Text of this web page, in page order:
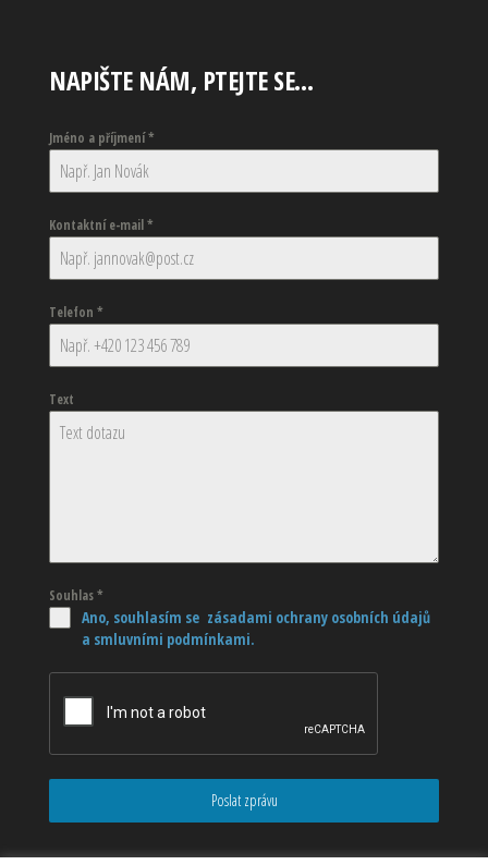
NAPIŠTE NÁM, PTEJTE SE…
Jméno a příjmení*
Kontaktní e-mail*
Telefon *
Text
Souhlas*
Ano, souhlasím se zásadami ochrany osobních údajů
a smluvními podmínkami.
Poslat zprávu